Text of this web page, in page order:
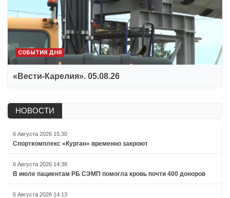
СОБЫТИЯ ДНЯ
«Вести-Карелия». 05.08.26
НОВОСТИ
6 Августа 2026 15:30
Спорткомплекс «Курган» временно закроют
6 Августа 2026 14:38
В июле пациентам РБ СЭМП помогла кровь почти 400 доноров
6 Августа 2026 14:13